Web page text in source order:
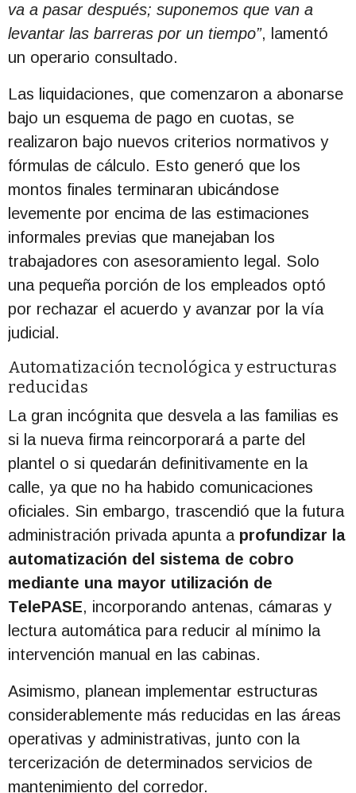
va a pasar después; suponemos que van a
levantar las barreras por un tiempo”, lamentó
un operario consultado.
Las liquidaciones, que comenzaron a abonarse
bajo un esquema de pago en cuotas, se
realizaron bajo nuevos criterios normativos y
fórmulas de cálculo. Esto generó que los
montos finales terminaran ubicándose
levemente por encima de las estimaciones
informales previas que manejaban los
trabajadores con asesoramiento legal. Solo
una pequeña porción de los empleados optó
por rechazar el acuerdo y avanzar por la vía
judicial.
Automatización tecnológica y estructuras
reducidas
La gran incógnita que desvela a las familias es
si la nueva firma reincorporará a parte del
plantel o si quedarán definitivamente en la
calle, ya que no ha habido comunicaciones
oficiales. Sin embargo, trascendió que la futura
administración privada apunta a profundizar la
automatización del sistema de cobro
mediante una mayor utilización de
TelePASE, incorporando antenas, cámaras y
lectura automática para reducir al mínimo la
intervención manual en las cabinas.
Asimismo, planean implementar estructuras
considerablemente más reducidas en las áreas
operativas y administrativas, junto con la
tercerización de determinados servicios de
mantenimiento del corredor.